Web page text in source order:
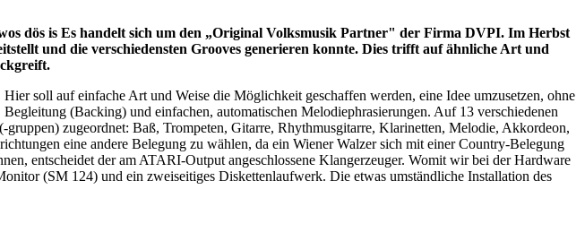
dös is Es handelt sich um den „Original Volksmusik Partner" der Firma DVPI. Im Herbst
und die verschiedensten Grooves generieren konnte. Dies trifft auf ähnliche Art und
soll auf einfache Art und Weise die Möglichkeit geschaffen werden, eine Idee umzusetzen, ohne
(Backing) und einfachen, automatischen Melodiephrasierungen. Auf 13 verschiedenen
zugeordnet: Baß, Trompeten, Gitarre, Rhythmusgitarre, Klarinetten, Melodie, Akkordeon,
eine andere Belegung zu wählen, da ein Wiener Walzer sich mit einer Country-Belegung
entscheidet der am ATARI-Output angeschlossene Klangerzeuger. Womit wir bei der Hardware
(SM 124) und ein zweiseitiges Diskettenlaufwerk. Die etwas umständliche Installation des